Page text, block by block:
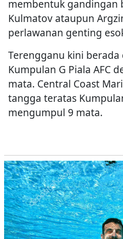
membentuk gandingan
Kulmatov ataupun
perlawanan genting
Terengganu kini
Kumpulan G Piala AFC
mata. Central Coast
tangga teratas
mengumpul 9 mata.